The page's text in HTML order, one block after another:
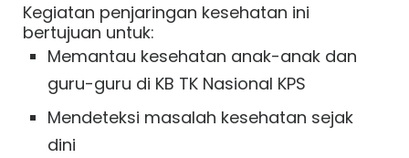
Kegiatan penjaringan kesehatan ini
bertujuan untuk:
Memantau kesehatan anak-anak dan
guru-guru di KB TK Nasional KPS
Mendeteksi masalah kesehatan sejak
dini